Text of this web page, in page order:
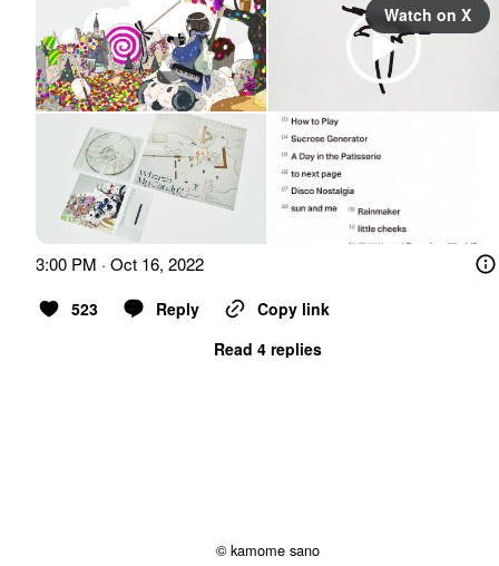
Watch on X
3:00 PM · Oct 16, 2022
523 Reply
Copy link
Read 4 replies
© kamome sano